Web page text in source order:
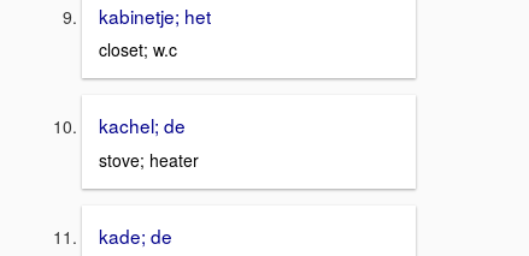
kabinetje; het
closet; w.c
kachel; de
stove; heater
kade; de